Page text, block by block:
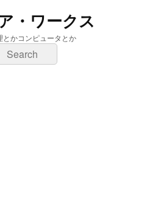
・ワークス
とかコンピュータとか
検
索